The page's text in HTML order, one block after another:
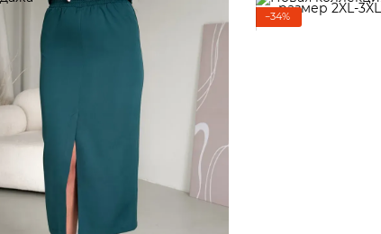
−34%